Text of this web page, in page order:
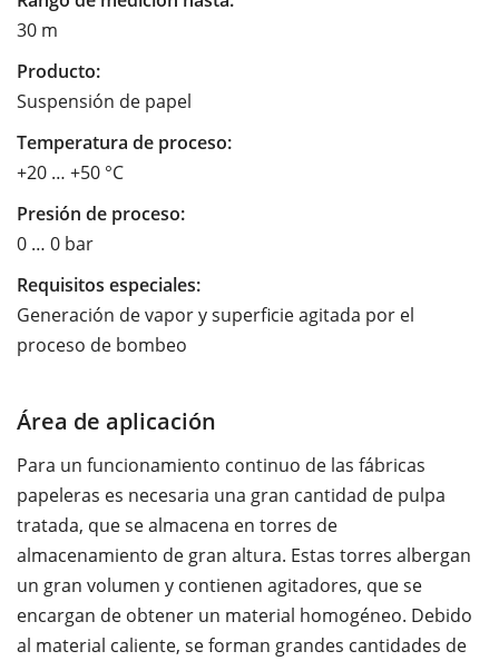
30 m
Producto:
Suspensión de papel
Temperatura de proceso:
+20 … +50 °C
Presión de proceso:
0 … 0 bar
Requisitos especiales:
Generación de vapor y superficie agitada por el
proceso de bombeo
Área de aplicación
Para un funcionamiento continuo de las fábricas
papeleras es necesaria una gran cantidad de pulpa
tratada, que se almacena en torres de
almacenamiento de gran altura. Estas torres albergan
un gran volumen y contienen agitadores, que se
encargan de obtener un material homogéneo. Debido
al material caliente, se forman grandes cantidades de